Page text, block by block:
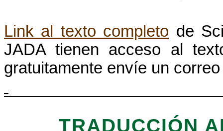
Link al texto completo de
JADA tienen acceso al
gratuitamente envíe un
TRADUCCIÓN